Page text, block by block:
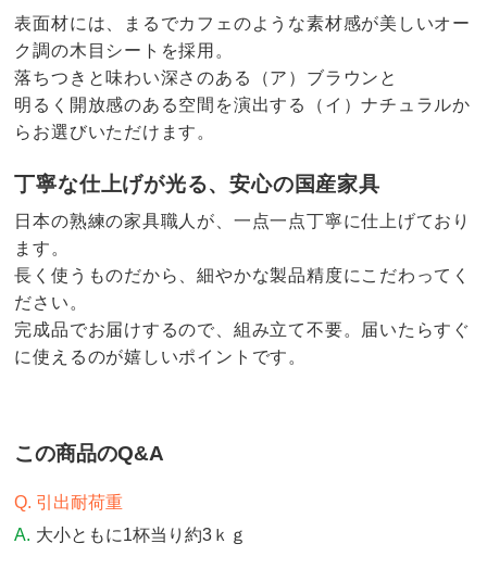
表面材には、まるでカフェのような素材感が美しいオー
ク調の木目シートを採用。
落ちつきと味わい深さのある（ア）ブラウンと
明るく開放感のある空間を演出する（イ）ナチュラルか
らお選びいただけます。
丁寧な仕上げが光る、安心の国産家具
日本の熟練の家具職人が、一点一点丁寧に仕上げており
ます。
長く使うものだから、細やかな製品精度にこだわってく
ださい。
完成品でお届けするので、組み立て不要。届いたらすぐ
に使えるのが嬉しいポイントです。
この商品のQ&A
引出耐荷重
大小ともに1杯当り約3ｋｇ